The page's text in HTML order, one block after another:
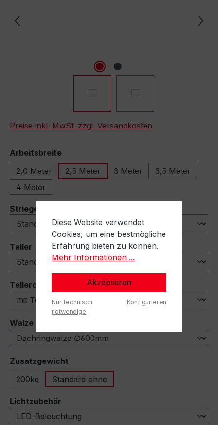
Preise inkl. MwSt. zzgl. Versandkosten
Arbeitsbreiteauswählen
2,0 Meter
2,5 Meter 3 Meter
3,5 Meter
4 Meter
Striegel
Teller auswählen
Tellerdeflektoren auswählen
Walzeauswählen
Zusatzgewicht
200kg
Standard ohne
Lichtzubehör
Diese Website verwendet
Cookies, um eine bestmögliche
Erfahrung bieten zu können.
Mehr Informationen ...
Akzeptieren
Nur technisch
notwendige
Konfigurieren